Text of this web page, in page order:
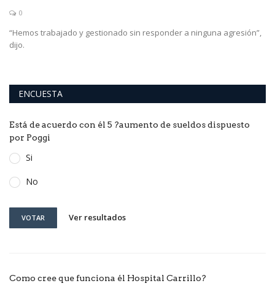
0
“Hemos trabajado y gestionado sin responder a ninguna agresión”,
dijo.
ENCUESTA
Está de acuerdo con él 5 ?aumento de sueldos dispuesto
por Poggi
Si
No
VOTAR Ver resultados
Como cree que funciona él Hospital Carrillo?